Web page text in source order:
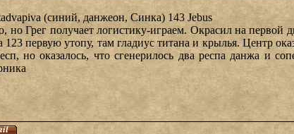
(синий, данжеон, Синка) 143 Jebus
но Грег получает логистику-играем. Окрасил на
первую утопу, там гладиус титана и крылья. Центр
но оказалось, что сгенерилось два респа данжа и